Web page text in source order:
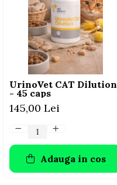
UrinoVet CAT Dilution
- 45 caps
145,00 Lei
Adauga in cos